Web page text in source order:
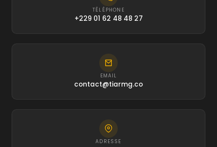
TÉLÉPHONE
+229 01 62 48 48 27
EMAIL
contact@tiarmg.co
ADRESSE